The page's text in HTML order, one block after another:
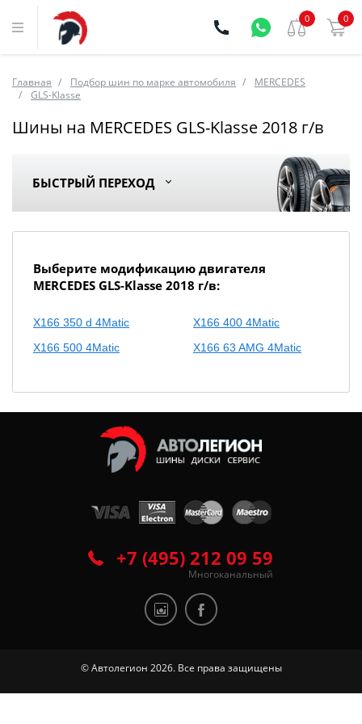
0 0
Главная Подбор шин по марке автомобиля
MERCEDES
GLS-Klasse
Шины на MERCEDES GLS-Klasse 2018 г/в
БЫСТРЫЙ ПЕРЕХОД
Выберите модификацию двигателя
MERCEDES GLS-Klasse 2018 г/в:
X166 350 d 4Matic
X166 400 4Matic
X166 500 4Matic
X166 63 AMG 4Matic
+7 (495) 212 09 59
Многоканальный
© Автолегион 2026. Все права защищены